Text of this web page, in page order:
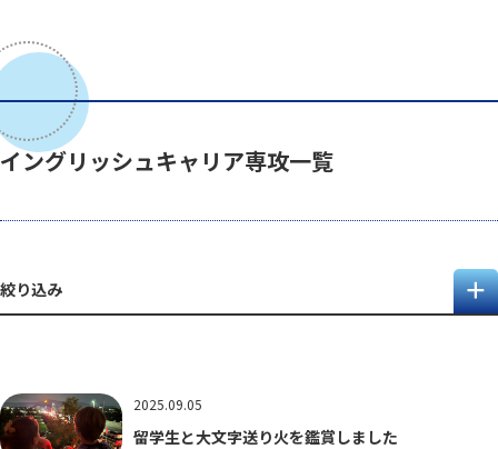
イングリッシュキャリア専攻一覧
絞り込み
2025.09.05
留学生と大文字送り火を鑑賞しました